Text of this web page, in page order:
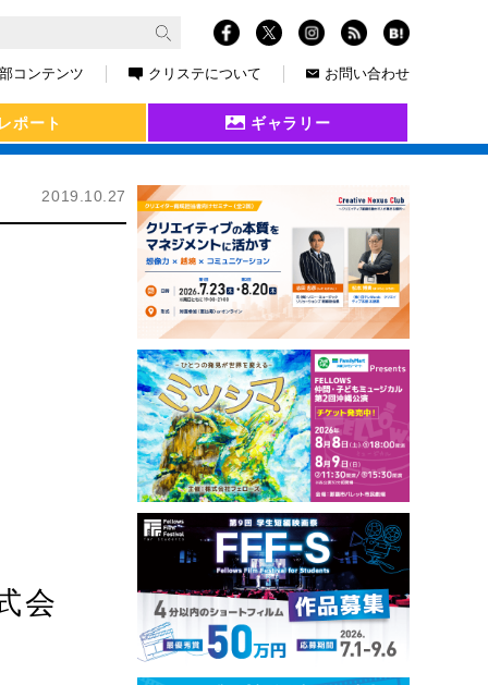
コンテンツ クリステについて お問い合わせ
レポート ギャラリー
2019.10.27
会